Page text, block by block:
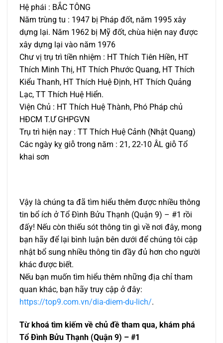
Hệ phái : BẮC TÔNG
Năm trùng tu : 1947 bị Pháp đốt, năm 1995 xây
dựng lại. Năm 1962 bị Mỹ đốt, chùa hiện nay được
xây dựng lại vào năm 1976
Chư vị trụ trì tiền nhiệm : HT Thích Tiên Hiền, HT
Thích Minh Thị, HT Thích Phước Quang, HT Thích
Kiểu Thanh, HT Thích Huệ Định, HT Thích Quảng
Lạc, TT Thích Huệ Hiển.
Viện Chủ : HT Thích Huệ Thành, Phó Pháp chủ
HĐCM T.Ư GHPGVN
Trụ trì hiện nay : TT Thích Huệ Cảnh (Nhật Quang)
Các ngày kỵ giỗ trong năm : 21, 22-10 ÂL giỗ Tổ
khai sơn
Vậy là chúng ta đã tìm hiểu thêm được nhiều thông
tin bổ ích ở Tổ Đình Bửu Thạnh (Quận 9) – #1 rồi
đấy! Nếu còn thiếu sót thông tin gì về nơi đây, mong
bạn hãy để lại bình luận bên dưới để chúng tôi cập
nhật bổ sung nhiều thông tin đầy đủ hơn cho người
khác được biết.
Nếu bạn muốn tìm hiểu thêm những địa chỉ tham
quan khác, bạn hãy truy cập ở đây:
https://top9.com.vn/dia-diem-du-lich/.
Từ khoá tìm kiếm về chủ đề tham qua, khám phá
Tổ Đình Bửu Thạnh (Quận 9) – #1